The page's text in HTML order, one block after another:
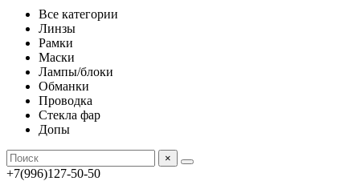
Все категории
Линзы
Рамки
Маски
Лампы/блоки
Обманки
Проводка
Стекла фар
Допы
×
+7(996)127-50-50